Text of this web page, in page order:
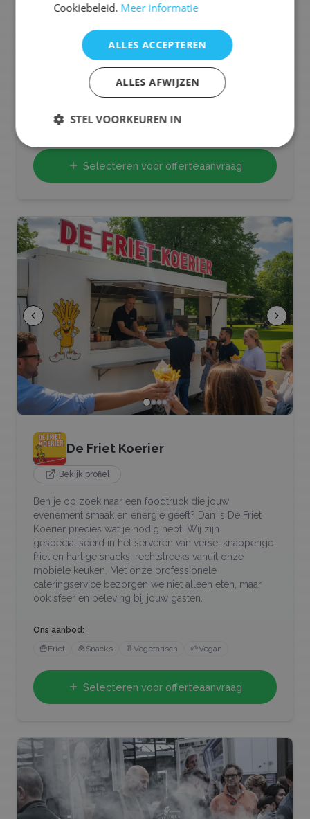
Bekijk profiel
Op eigenwijze bereiden mediterrane streetfood. Wij
werken uitstekend met de beste ingrediënten in
huisgemaakte gerechten. Lekker eten met een lach.
Street Food
Selecteren voor offerteaanvraag
De Friet Koerier
Bekijk profiel
Ben je op zoek naar een foodtruck die jouw
evenement smaak en energie geeft? Dan is De Friet
Koerier precies wat je nodig hebt! Wij zijn
gespecialiseerd in het serveren van verse, knapperige
friet en hartige snacks, rechtstreeks vanuit onze
mobiele keuken. Met onze professionele
cateringservice bezorgen we niet alleen eten, maar
ook sfeer en beleving bij jouw gasten.
Ons aanbod:
🍟Friet 🧆Snacks 🥬 Vegetarisch 🌱Vegan
Selecteren voor offerteaanvraag
Cookiebeleid. Meer informatie
ALLES ACCEPTEREN
ALLES AFWIJZEN
STEL VOORKEUREN IN